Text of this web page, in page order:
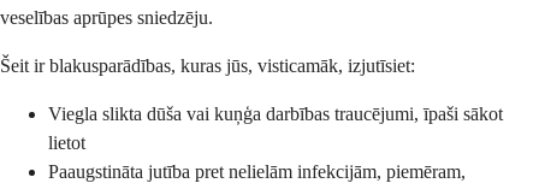
veselības aprūpes sniedzēju.
Šeit ir blakusparādības, kuras jūs, visticamāk, izjutīsiet:
Viegla slikta dūša vai kuņģa darbības traucējumi, īpaši sākot
lietot
Paaugstināta jutība pret nelielām infekcijām, piemēram,